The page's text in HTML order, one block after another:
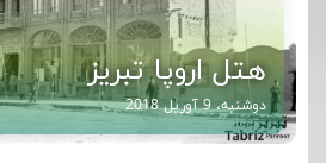
هتل اروپا تبریز
دوشنبه، 9 آوریل 2018